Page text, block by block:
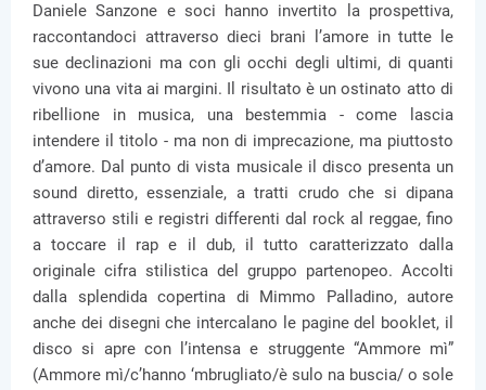
Daniele Sanzone e soci hanno invertito la prospettiva,
raccontandoci attraverso dieci brani l’amore in tutte le
sue declinazioni ma con gli occhi degli ultimi, di quanti
vivono una vita ai margini. Il risultato è un ostinato atto di
ribellione in musica, una bestemmia - come lascia
intendere il titolo - ma non di imprecazione, ma piuttosto
d’amore. Dal punto di vista musicale il disco presenta un
sound diretto, essenziale, a tratti crudo che si dipana
attraverso stili e registri differenti dal rock al reggae, fino
a toccare il rap e il dub, il tutto caratterizzato dalla
originale cifra stilistica del gruppo partenopeo. Accolti
dalla splendida copertina di Mimmo Palladino, autore
anche dei disegni che intercalano le pagine del booklet, il
disco si apre con l’intensa e struggente “Ammore mì”
(Ammore mì/c’hanno ‘mbrugliato/è sulo na buscia/ o sole